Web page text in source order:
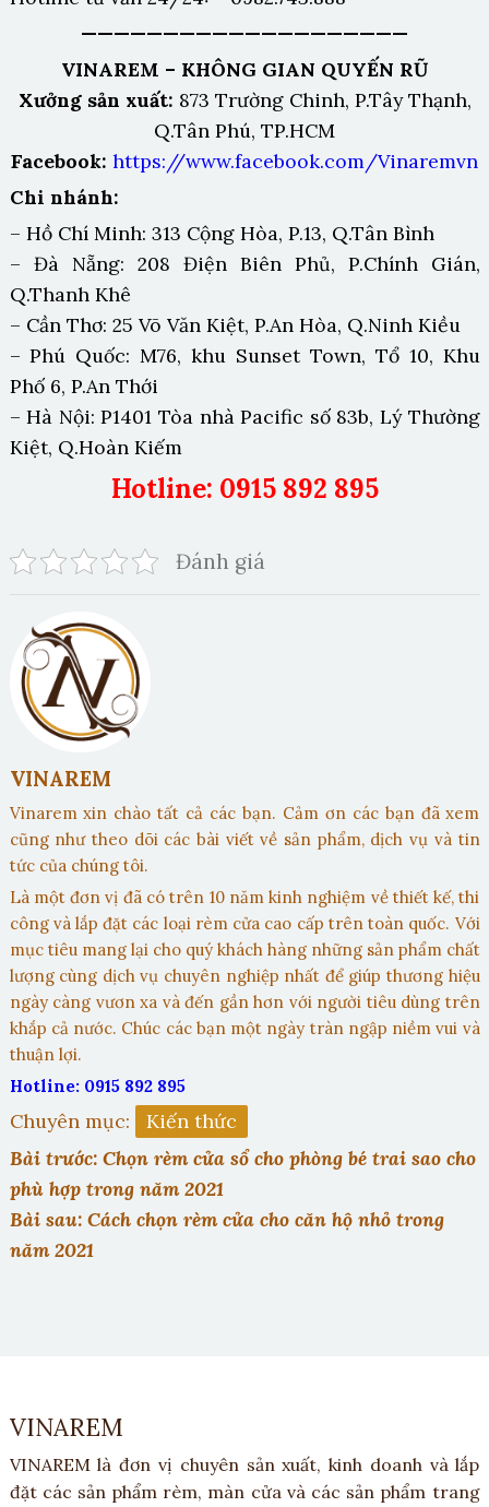
————————————————————
VINAREM – KHÔNG GIAN QUYẾN RŨ
Xưởng sản xuất: 873 Trường Chinh, P.Tây Thạnh,
Q.Tân Phú, TP.HCM
Facebook: https://www.facebook.com/Vinaremvn
Chi nhánh:
– Hồ Chí Minh: 313 Cộng Hòa, P.13, Q.Tân Bình
– Đà Nẵng: 208 Điện Biên Phủ, P.Chính Gián,
Q.Thanh Khê
– Cần Thơ: 25 Võ Văn Kiệt, P.An Hòa, Q.Ninh Kiều
– Phú Quốc: M76, khu Sunset Town, Tổ 10, Khu
Phố 6, P.An Thới
– Hà Nội: P1401 Tòa nhà Pacific số 83b, Lý Thường
Kiệt, Q.Hoàn Kiếm
Hotline: 0915 892 895
Đánh giá
VINAREM
Vinarem xin chào tất cả các bạn. Cảm ơn các bạn đã xem
cũng như theo dõi các bài viết về sản phẩm, dịch vụ và tin
tức của chúng tôi.
Là một đơn vị đã có trên 10 năm kinh nghiệm về thiết kế, thi
công và lắp đặt các loại rèm cửa cao cấp trên toàn quốc. Với
mục tiêu mang lại cho quý khách hàng những sản phẩm chất
lượng cùng dịch vụ chuyên nghiệp nhất để giúp thương hiệu
ngày càng vươn xa và đến gần hơn với người tiêu dùng trên
khắp cả nước. Chúc các bạn một ngày tràn ngập niềm vui và
thuận lợi.
Hotline: 0915 892 895
Chuyên mục:
Kiến thức
Bài trước: Chọn rèm cửa sổ cho phòng bé trai sao cho
phù hợp trong năm 2021
Bài sau: Cách chọn rèm cửa cho căn hộ nhỏ trong
năm 2021
VINAREM
VINAREM là đơn vị chuyên sản xuất, kinh doanh và lắp
đặt các sản phẩm rèm, màn cửa và các sản phẩm trang